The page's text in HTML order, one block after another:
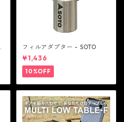
フィルアダプター - SOTO
¥1,436
10%OFF